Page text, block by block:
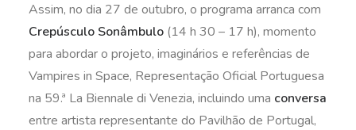
Assim, no dia 27 de outubro, o programa arranca com
Crepúsculo Sonâmbulo (14 h 30 – 17 h), momento
para abordar o projeto, imaginários e referências de
Vampires in Space, Representação Oficial Portuguesa
na 59.ª La Biennale di Venezia, incluindo uma conversa
entre artista representante do Pavilhão de Portugal,